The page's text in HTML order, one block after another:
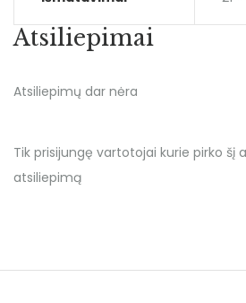
Atsiliepimai
Atsiliepimų dar nėra
Tik prisijungę vartotojai kurie pirko šį
atsiliepimą